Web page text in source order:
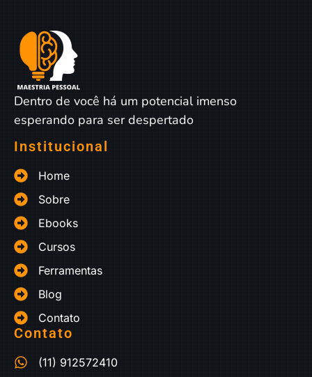
Dentro de você há um potencial imenso
esperando para ser despertado
Institucional
Home
Sobre
Ebooks
Cursos
Ferramentas
Blog
Contato
Contato
(11) 912572410